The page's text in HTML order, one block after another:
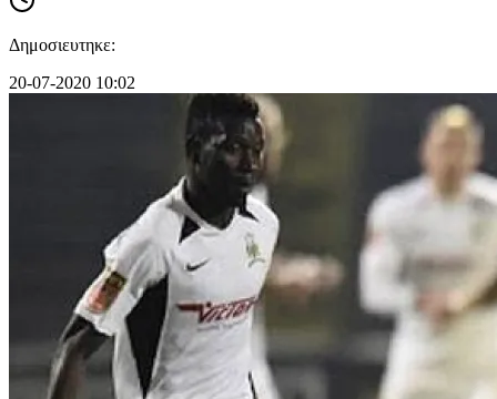
Δημοσιευτηκε:
20-07-2020 10:02